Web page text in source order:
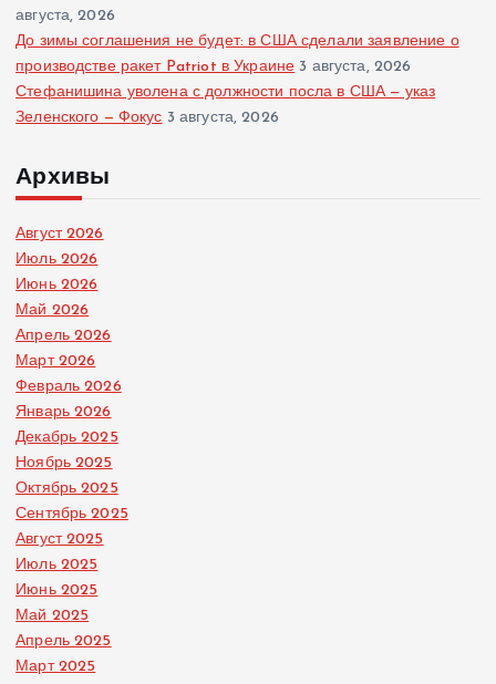
августа, 2026
До зимы соглашения не будет: в США сделали заявление о
производстве ракет Patriot в Украине 3 августа, 2026
Стефанишина уволена с должности посла в США — указ
Зеленского — Фокус 3 августа, 2026
Архивы
Август 2026
Июль 2026
Июнь 2026
Май 2026
Апрель 2026
Март 2026
Февраль 2026
Январь 2026
Декабрь 2025
Ноябрь 2025
Октябрь 2025
Сентябрь 2025
Август 2025
Июль 2025
Июнь 2025
Май 2025
Апрель 2025
Март 2025